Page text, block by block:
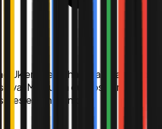
Uk en línea y hasta ahora ha sido
Me gusta que los horarios
están bien pr...